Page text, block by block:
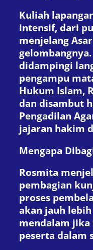
Kuliah
intensif, dari
menjelang
didampingi
pengampu
Hukum Islam,
dan disambut
Pengadilan
jajaran hakim
Mengapa
Rosmita
pembagian
proses
akan jauh
mendalam
peserta dalam